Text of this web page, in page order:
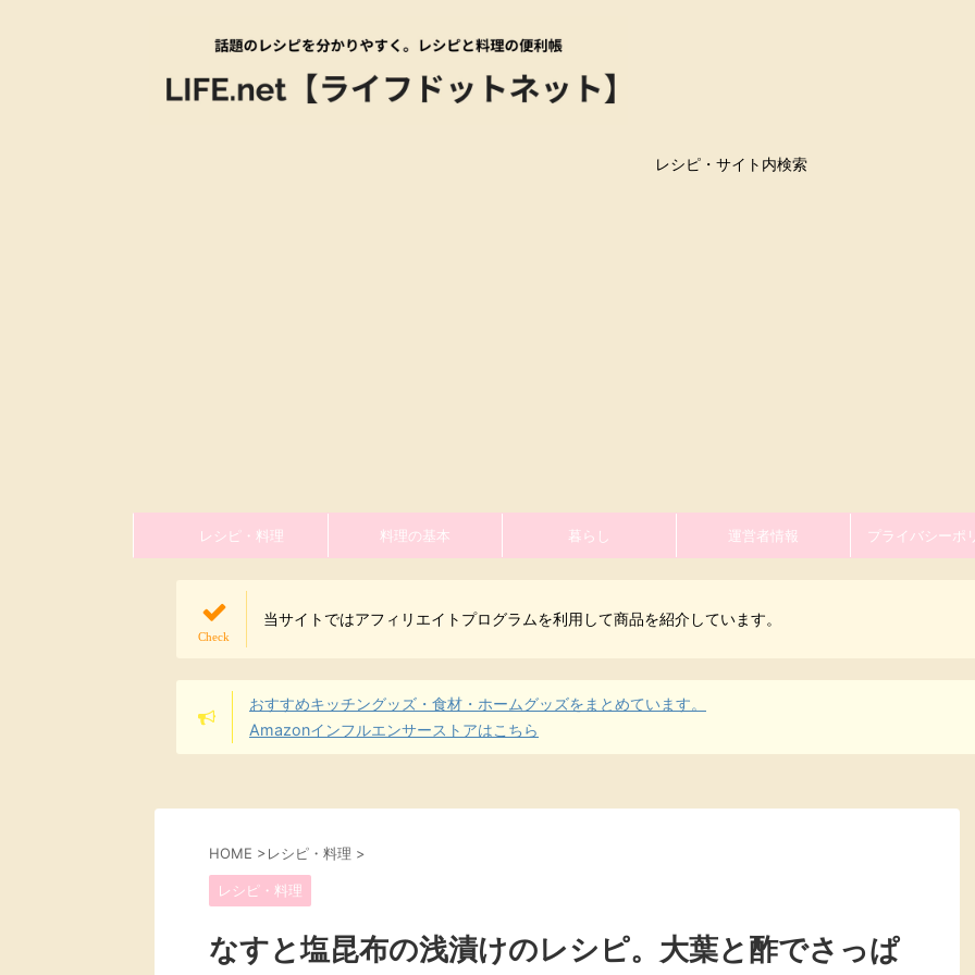
レシピ・サイト内検索
レシピ・料理 料理の基本 暮らし 運営者情報 プライバシーポ
当サイトではアフィリエイトプログラムを利用して商品を紹介しています。
おすすめキッチングッズ・食材・ホームグッズをまとめています。
Amazonインフルエンサーストアはこちら
HOME >レシピ・料理 >
レシピ・料理
なすと塩昆布の浅漬けのレシピ。大葉と酢でさっぱ